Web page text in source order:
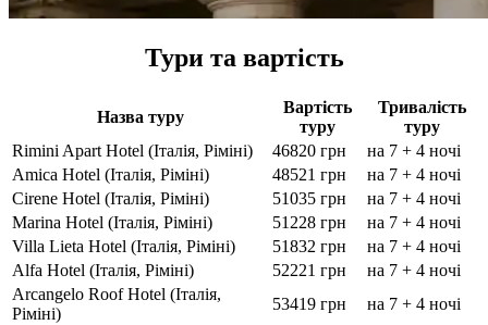
Тури та вартість
Назва туру
Вартість
туру
Тривалість
туру
Rimini Apart Hotel (Італія, Ріміні)
46820 грн
на 7 + 4 ночі
Amica Hotel (Італія, Ріміні)
48521 грн
на 7 + 4 ночі
Cirene Hotel (Італія, Ріміні)
51035 грн
на 7 + 4 ночі
Marina Hotel (Італія, Ріміні)
51228 грн
на 7 + 4 ночі
Villa Lieta Hotel (Італія, Ріміні)
51832 грн
на 7 + 4 ночі
Alfa Hotel (Італія, Ріміні)
52221 грн
на 7 + 4 ночі
Arcangelo Roof Hotel (Італія,
Ріміні)
53419 грн
на 7 + 4 ночі